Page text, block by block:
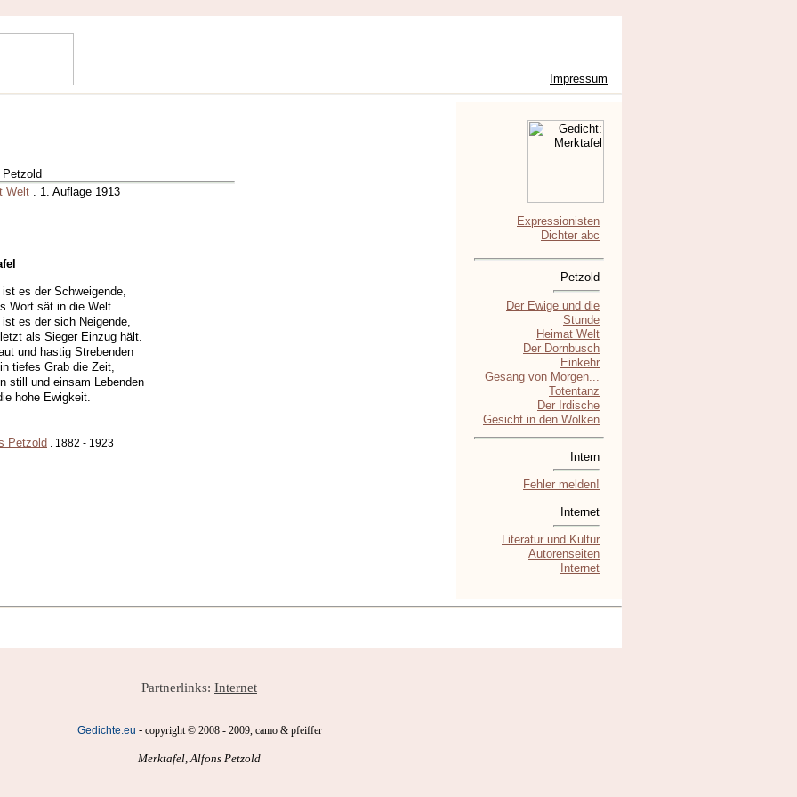
Impressum
Welt . 1. Auflage 1913
es der Schweigende,
Wort sät in die Welt.
es der sich Neigende,
als Sieger Einzug hält.
und hastig Strebenden
tiefes Grab die Zeit,
still und einsam Lebenden
hohe Ewigkeit.
Petzold . 1882 - 1923
Expressionisten
Dichter abc
Petzold
Der Ewige und die
Stunde
Heimat Welt
Der Dornbusch
Einkehr
Gesang von Morgen...
Totentanz
Der Irdische
Gesicht in den Wolken
Intern
Fehler melden!
Internet
Literatur und Kultur
Autorenseiten
Internet
Partnerlinks: Internet
Gedichte.eu - copyright © 2008 - 2009, camo & pfeiffer
Merktafel, Alfons Petzold